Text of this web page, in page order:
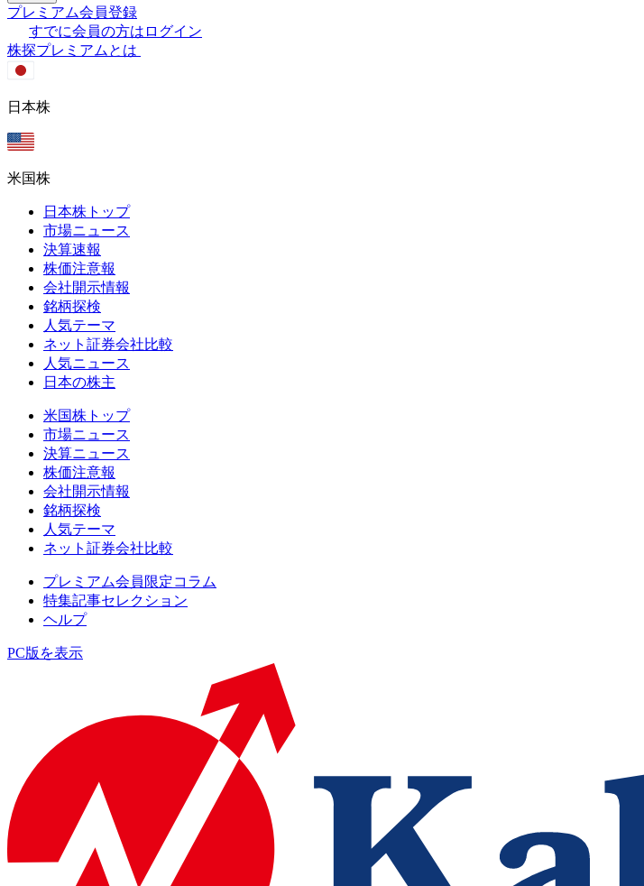
プレミアム会員登録
すでに会員の方はログイン
株探プレミアムとは
日本株
米国株
日本株トップ
市場ニュース
決算速報
株価注意報
会社開示情報
銘柄探検
人気テーマ
ネット証券会社比較
人気ニュース
日本の株主
米国株トップ
市場ニュース
決算ニュース
株価注意報
会社開示情報
銘柄探検
人気テーマ
ネット証券会社比較
プレミアム会員限定コラム
特集記事セレクション
ヘルプ
PC版を表示